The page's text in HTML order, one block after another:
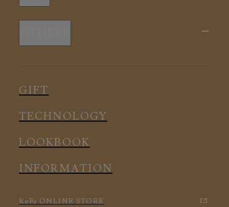
スリープウェア
ルームウェア
アクセサリー
新商品
ルームウェア
アクセサリー
GIFT
TECHNOLOGY
LOOKBOOK
INFORMATION
ReFa ONLINE STORE